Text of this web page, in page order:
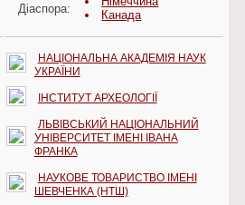
Діаспора:
Канада
НАЦІОНАЛЬНА АКАДЕМІЯ НАУК
УКРАЇНИ
ІНСТИТУТ АРХЕОЛОГІЇ
ЛЬВІВСЬКИЙ НАЦІОНАЛЬНИЙ
УНІВЕРСИТЕТ ІМЕНІ ІВАНА
ФРАНКА
НАУКОВЕ ТОВАРИСТВО ІМЕНІ
ШЕВЧЕНКА (НТШ)